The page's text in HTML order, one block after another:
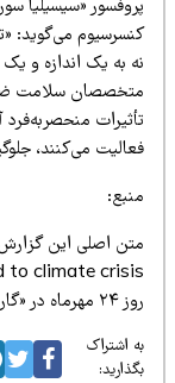
می‌گوید: «تغییر
به یک اندازه و یک
سلامت ضروری
منحصربه‌فرد آن
می‌کنند،
to climate
اشتراک